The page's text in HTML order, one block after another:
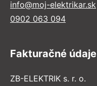
info@moj-elektrikar.sk
0902 063 094
Fakturačné údaje
ZB-ELEKTRIK s. r. o.